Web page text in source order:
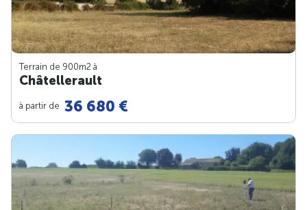
Terrain de 900m2 à
Châtellerault
à partir de 36 680 €